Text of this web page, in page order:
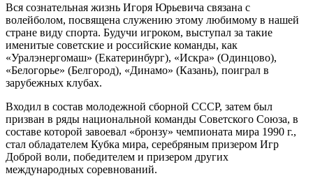
Вся сознательная жизнь Игоря Юрьевича связана с
волейболом, посвящена служению этому любимому в нашей
стране виду спорта. Будучи игроком, выступал за такие
именитые советские и российские команды, как
«Уралэнергомаш» (Екатеринбург), «Искра» (Одинцово),
«Белогорье» (Белгород), «Динамо» (Казань), поиграл в
зарубежных клубах.
Входил в состав молодежной сборной СССР, затем был
призван в ряды национальной команды Советского Союза, в
составе которой завоевал «бронзу» чемпионата мира 1990 г.,
стал обладателем Кубка мира, серебряным призером Игр
Доброй воли, победителем и призером других
международных соревнований.